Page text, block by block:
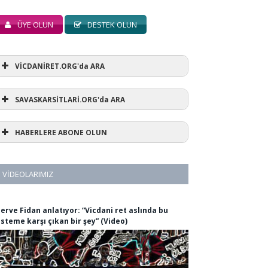
ÜYE OLUN DESTEK OLUN
VİCDANİRET.ORG'da ARA
SAVASKARSİTLARİ.ORG'da ARA
HABERLERE ABONE OLUN
VIDEOLARIMIZ
Fidan anlatıyor: “Vicdani ret aslında bu
karşı çıkan bir şey” (Video)